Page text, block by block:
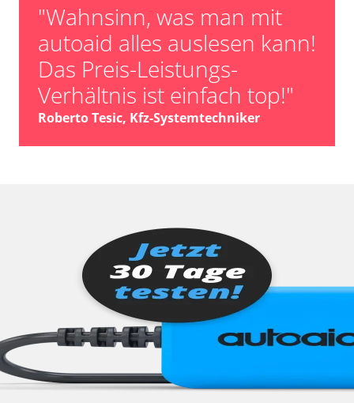
"Wahnsinn, was man mit
autoaid alles auslesen kann!
Das Preis-Leistungs-
Verhältnis ist einfach top!"
Roberto Tesic, Kfz-Systemtechniker